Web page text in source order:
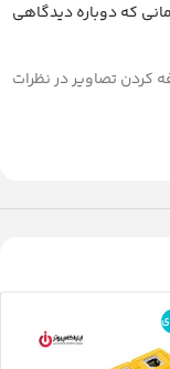
که دوباره دیدگاهی
کردن تصاویر در نظرات